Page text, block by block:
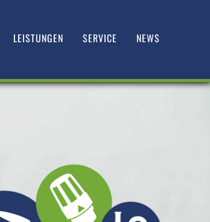
LEISTUNGEN SERVICE NEWS